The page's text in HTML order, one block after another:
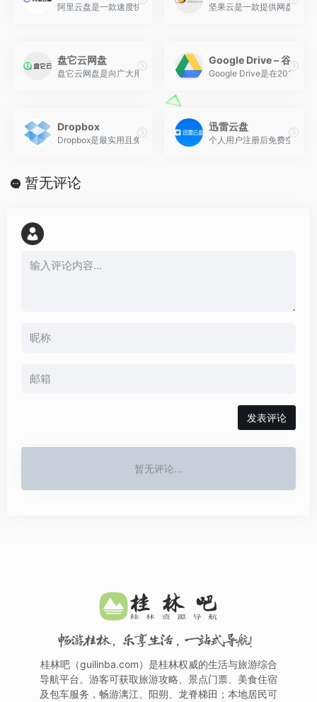
阿里云盘是一款速度快、不打扰、够安全、易于分享的网盘，你可
坚果云是一款提供网盘|云
盘它云网盘
盘它云网盘是向广大用户提供上传空间和技术的信息存储空间服务
Google Drive – 谷歌云
Google Drive是在2012年4
Dropbox
Dropbox是最实用且免费的文件同步、备份、共享云存储软件。目
迅雷云盘
个人用户注册后免费空间
暂无评论
发表评论
暂无评论...
畅游桂林，乐享生活，一站式导航！
桂林吧（guilinba.com）是桂林权威的生活与旅游综合
导航平台。游客可获取旅游攻略、景点门票、美食住宿
及包车服务，畅游漓江、阳朔、龙脊梯田；本地居民可